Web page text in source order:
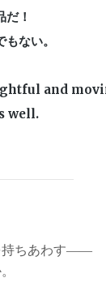
！
ない。
and
well.
持ちあわす――